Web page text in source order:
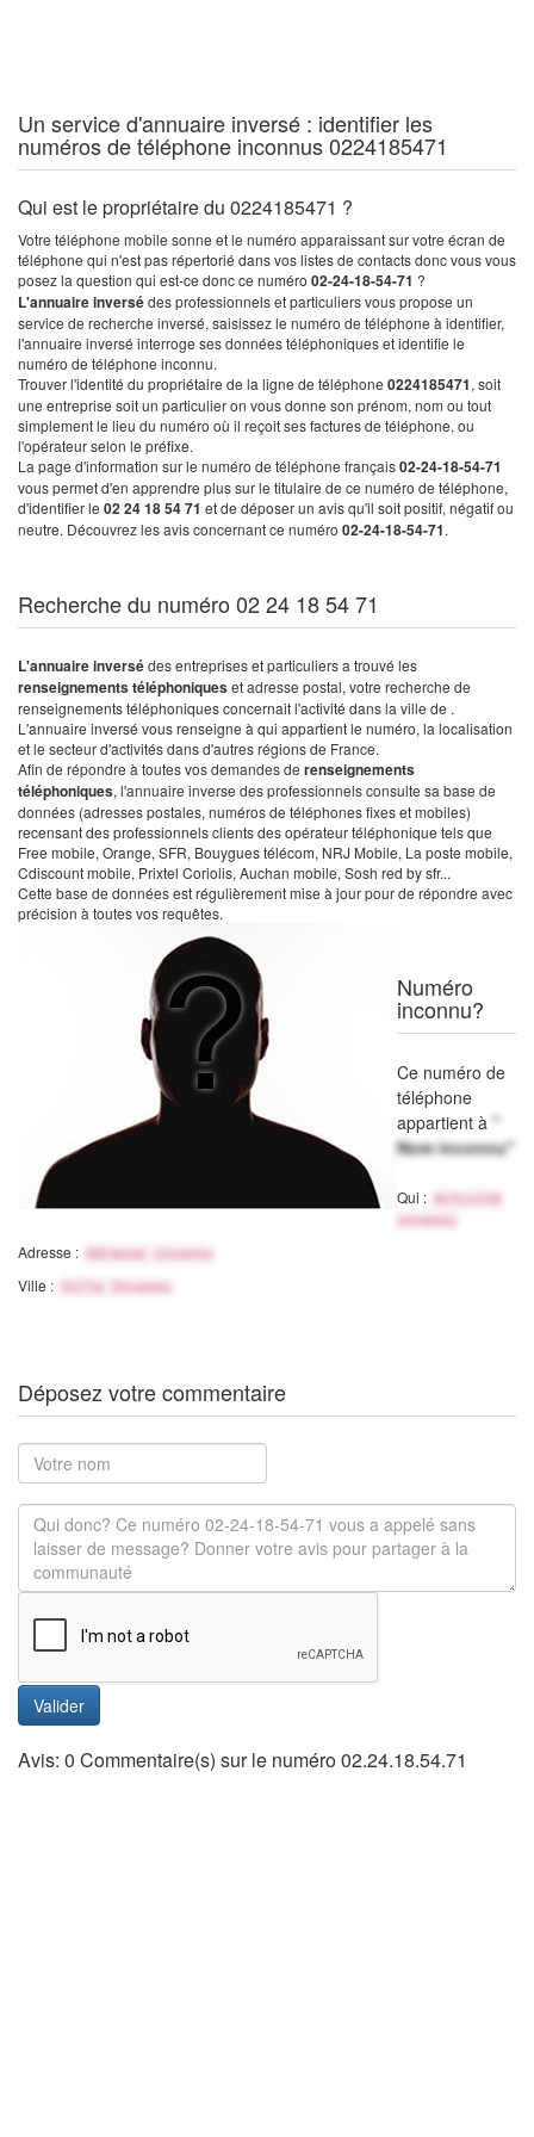
Un service d'annuaire inversé : identifier les
numéros de téléphone inconnus 0224185471
Qui est le propriétaire du 0224185471 ?
Votre téléphone mobile sonne et le numéro apparaissant sur votre écran de
téléphone qui n'est pas répertorié dans vos listes de contacts donc vous vous
posez la question qui est-ce donc ce numéro 02-24-18-54-71 ?
L'annuaire inversédes professionnels et particuliers vous propose un
service de recherche inversé, saisissez le numéro de téléphone à identifier,
l'annuaire inversé interroge ses données téléphoniques et identifie le
numéro de téléphone inconnu.
Trouver l'identité du propriétaire de la ligne de téléphone 0224185471, soit
une entreprise soit un particulier on vous donne son prénom, nom ou tout
simplement le lieu du numéro où il reçoit ses factures de téléphone, ou
l'opérateur selon le préfixe.
La page d'information sur le numéro de téléphone français02-24-18-54-71
vous permet d'en apprendre plus sur le titulaire de ce numéro de téléphone,
d'identifier le 02 24 18 54 71 et de déposer un avis qu'il soit positif, négatif ou
neutre. Découvrez les avis concernant ce numéro 02-24-18-54-71.
Recherche du numéro 02 24 18 54 71
L'annuaire inversédes entreprises et particuliers a trouvé les
renseignements téléphoniqueset adresse postal, votre recherche de
renseignements téléphoniques concernait l'activité dans la ville de .
L'annuaire inversé vous renseigne à qui appartient le numéro, la localisation
et le secteur d'activités dans d'autres régions de France.
Afin de répondre à toutes vos demandes de renseignements
téléphoniques, l'annuaire inverse des professionnels consulte sa base de
données (adresses postales, numéros de téléphones fixes et mobiles)
recensant des professionnels clients des opérateur téléphonique tels que
Free mobile, Orange, SFR, Bouygues télécom, NRJ Mobile, La poste mobile,
Cdiscount mobile, Prixtel Coriolis, Auchan mobile, Sosh red by sfr...
Cette base de données est régulièrement mise à jour pour de répondre avec
précision à toutes vos requêtes.
Numéro
inconnu?
Ce numéro de
téléphone
appartient à "
Nom inconnu"
Qui :
Activité
inconnu
Adresse : Adresse inconnu
Ville : Ville Inconnu
Déposez votre commentaire
Valider
Avis: 0 Commentaire(s) sur le numéro 02.24.18.54.71